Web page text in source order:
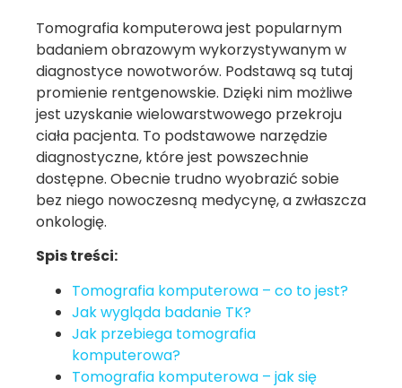
Tomografia komputerowa jest popularnym
badaniem obrazowym wykorzystywanym w
diagnostyce nowotworów. Podstawą są tutaj
promienie rentgenowskie. Dzięki nim możliwe
jest uzyskanie wielowarstwowego przekroju
ciała pacjenta. To podstawowe narzędzie
diagnostyczne, które jest powszechnie
dostępne. Obecnie trudno wyobrazić sobie
bez niego nowoczesną medycynę, a zwłaszcza
onkologię.
Spis treści:
Tomografia komputerowa – co to jest?
Jak wygląda badanie TK?
Jak przebiega tomografia
komputerowa?
Tomografia komputerowa – jak się